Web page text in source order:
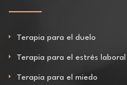
Terapia para el duelo
Terapia para el estrés laboral
Terapia para el miedo